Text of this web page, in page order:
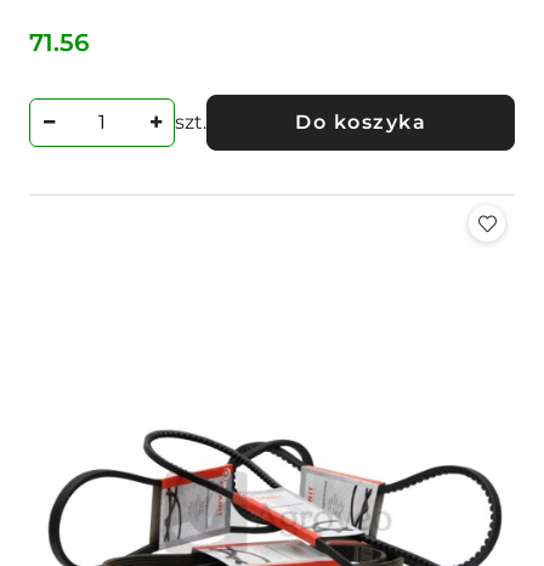
Cena:
71.56
szt. Do koszyka